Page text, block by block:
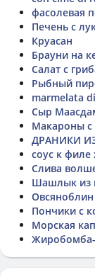
фасолевая
Печень с
Круасан
Брауни на
Салат с
Рыбный
marmelata
Сыр
Макароны с
ДРАНИКИ
соус к филе
Слива
Шашлык из
Овсяноблин
Пончики с
Морская
Жиробомба-